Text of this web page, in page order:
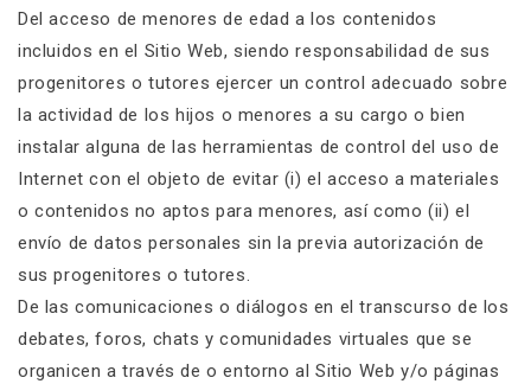
Del acceso de menores de edad a los contenidos
incluidos en el Sitio Web, siendo responsabilidad de sus
progenitores o tutores ejercer un control adecuado sobre
la actividad de los hijos o menores a su cargo o bien
instalar alguna de las herramientas de control del uso de
Internet con el objeto de evitar (i) el acceso a materiales
o contenidos no aptos para menores, así como (ii) el
envío de datos personales sin la previa autorización de
sus progenitores o tutores.
De las comunicaciones o diálogos en el transcurso de los
debates, foros, chats y comunidades virtuales que se
organicen a través de o entorno al Sitio Web y/o páginas